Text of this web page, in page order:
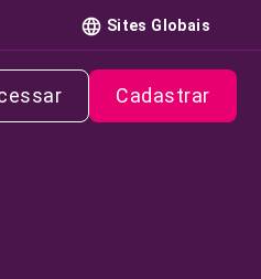
Sites Globais
Cadastrar